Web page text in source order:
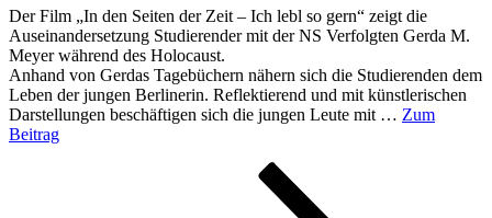
Der Film „In den Seiten der Zeit – Ich lebl so gern“ zeigt die
Auseinandersetzung Studierender mit der NS Verfolgten Gerda M.
Meyer während des Holocaust.
Anhand von Gerdas Tagebüchern nähern sich die Studierenden dem
Leben der jungen Berlinerin. Reflektierend und mit künstlerischen
Darstellungen beschäftigen sich die jungen Leute mit … Zum
Beitrag